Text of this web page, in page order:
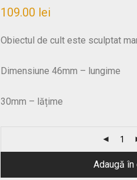
109.00 lei
Obiectul de cult este sculptat
Dimensiune 46mm – lungime
30mm – lățime
Adaugă în